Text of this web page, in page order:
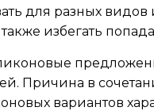
для разных видов
также избегать
Причина в
вариантов